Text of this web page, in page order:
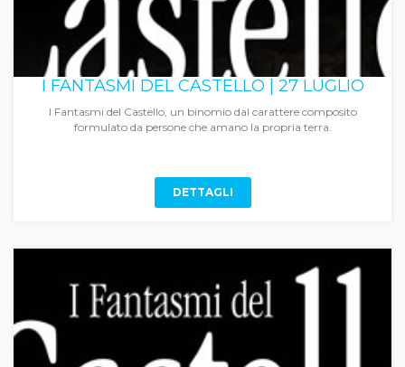
I FANTASMI DEL CASTELLO | 27 LUGLIO
I Fantasmi del Castello, un binomio dal carattere composito
formulato da persone che amano la propria terra.
DETTAGLI